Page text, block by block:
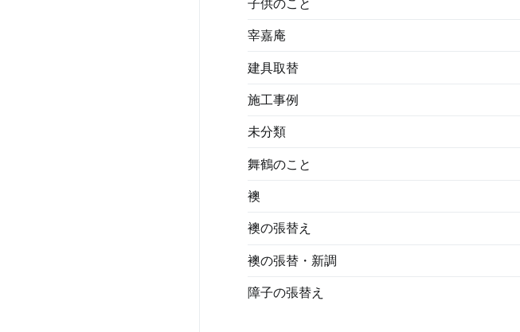
子供のこと
宰嘉庵
建具取替
施工事例
未分類
舞鶴のこと
襖
襖の張替え
襖の張替・新調
障子の張替え